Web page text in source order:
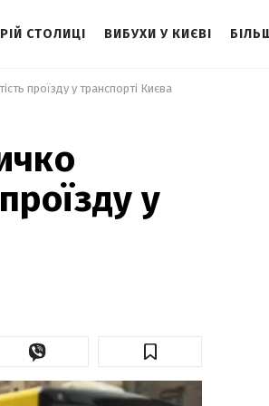
СТОЛИЦІ ВИБУХИ У КИЄВІ
проїзду у транспорті Києва
у